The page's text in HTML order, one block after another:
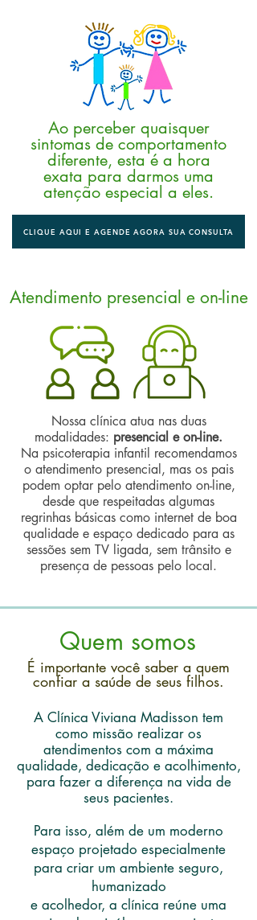
Ao perceber quaisquer
sintomas de comportamento
diferente, esta é a hora
exata para darmos uma
atenção especial a eles.
CLIQUE AQUI E AGENDE AGORA SUA CONSULTA
Atendimento presencial e on-line
Nossa clínica atua nas duas
modalidades: presencial e on-line.
Na psicoterapia infantil recomendamos
o atendimento presencial, mas os pais
podem optar pelo atendimento on-line,
desde que respeitadas algumas
regrinhas básicas como internet de boa
qualidade e espaço dedicado para as
sessões sem TV ligada, sem trânsito e
presença de pessoas pelo local.
Quem somos
É importante você saber a quem
confiar a saúde de seus filhos.
A Clínica Viviana Madisson tem
como missão realizar os
atendimentos com a máxima
qualidade, dedicação e acolhimento,
para fazer a diferença na vida de
seus pacientes.
Para isso, além de um moderno
espaço projetado especialmente
para criar um ambiente seguro,
humanizado
e acolhedor, a clínica reúne uma